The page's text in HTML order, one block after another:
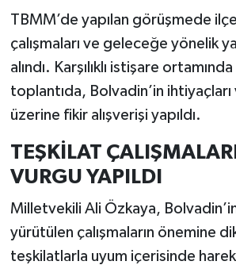
TBMM’de yapılan görüşmede
çalışmaları ve geleceğe yönelik
alındı. Karşılıklı istişare
toplantıda, Bolvadin’in
üzerine fikir alışverişi yapıldı.
TEŞKİLAT
VURGU YAPILDI
Milletvekili Ali Özkaya,
yürütülen çalışmaların önemine
teşkilatlarla uyum içerisinde